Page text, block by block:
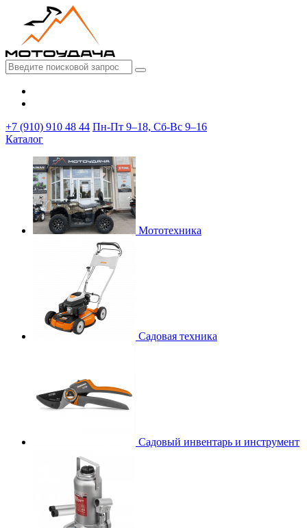
+7 (910) 910 48 44 Пн-Пт 9–18, Сб-Вс 9–16
Каталог
Мототехника
Садовая техника
Садовый инвентарь и инструмент